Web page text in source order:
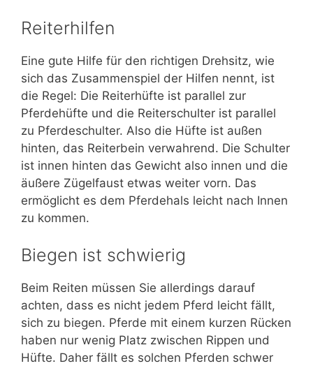
Reiterhilfen
Eine gute Hilfe für den richtigen Drehsitz, wie
sich das Zusammenspiel der Hilfen nennt, ist
die Regel: Die Reiterhüfte ist parallel zur
Pferdehüfte und die Reiterschulter ist parallel
zu Pferdeschulter. Also die Hüfte ist außen
hinten, das Reiterbein verwahrend. Die Schulter
ist innen hinten das Gewicht also innen und die
äußere Zügelfaust etwas weiter vorn. Das
ermöglicht es dem Pferdehals leicht nach Innen
zu kommen.
Biegen ist schwierig
Beim Reiten müssen Sie allerdings darauf
achten, dass es nicht jedem Pferd leicht fällt,
sich zu biegen. Pferde mit einem kurzen Rücken
haben nur wenig Platz zwischen Rippen und
Hüfte. Daher fällt es solchen Pferden schwer